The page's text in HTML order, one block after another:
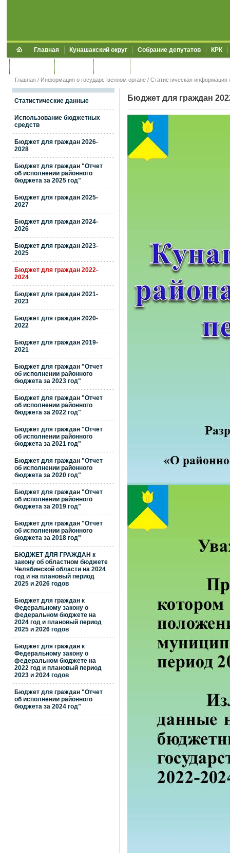
Главная Кунашакский округ Собрание депутатов КРК
Главная / Информация о государственном органе / Статистическая информация
Статистические данные
Использование бюджетных
средств
Бюджет для граждан 2026-
2028
Бюджет для граждан "Отчет
об исполнении районного
бюджета за 2025 год"
Бюджет для граждан 2025-
2027
Бюджет для граждан 2024-
2026
Бюджет для граждан 2023-
2025
Бюджет для граждан 2022-
2024
Бюджет для граждан 2021-
2023
Бюджет для граждан 2020-
2022
Бюджет для граждан 2019-
2021
Бюджет для граждан "Отчет
об исполнении районного
бюджета за 2023 год"
Бюджет для граждан "Отчет
об исполнении районного
бюджета за 2022 год"
Бюджет для граждан "Отчет
об исполнении районного
бюджета за 2021 год"
Бюджет для граждан "Отчет
об исполнении районного
бюджета за 2020 год"
Бюджет для граждан "Отчет
об исполнении районного
бюджета за 2019 год"
Бюджет для граждан "Отчет
об исполнении районного
бюджета за 2018 год"
БЮДЖЕТ ДЛЯ ГРАЖДАН к
закону об областном бюджете
Челябинской области на 2024
год и на плановый период
2025 и 2026 годов
Бюджет для граждан к
Федеральному закону о
федеральном бюджете на
2024 год и плановый период
2025 и 2026 годов
Бюджет для граждан к
Федеральному закону о
федеральном бюджете на
2022 год и плановый период
2023 и 2024 годов
Бюджет для граждан "Отчет
об исполнении районного
бюджета за 2024 год"
Бюджет для граждан